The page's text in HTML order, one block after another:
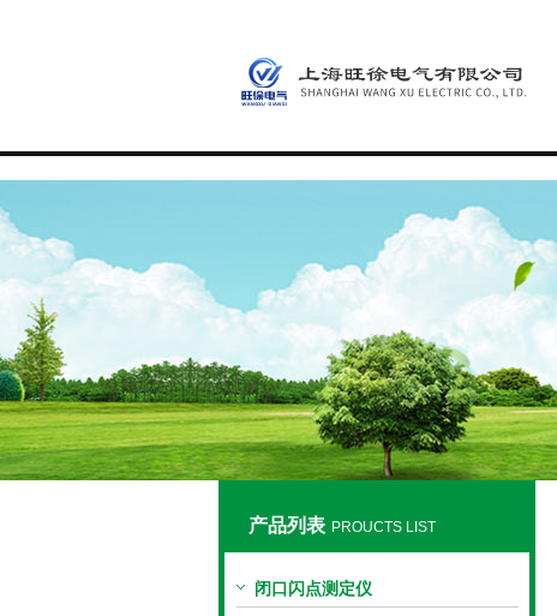
上海旺徐电气有限公司
产品列表 PROUCTS LIST
闭口闪点测定仪